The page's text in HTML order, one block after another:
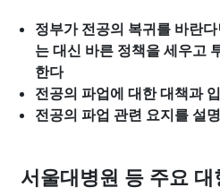
정부가 전공의 복귀를 바란
는 대신 바른 정책을 세우고
한다
전공의 파업에 대한 대책과
전공의 파업 관련 요지를 설
서울대병원 등 주요